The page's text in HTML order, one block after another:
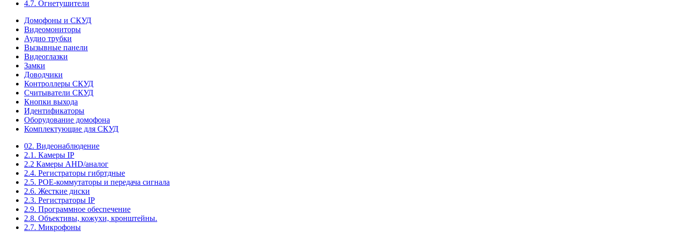
4.7. Огнетушители
Домофоны и СКУД
Видеомониторы
Аудио трубки
Вызывные панели
Видеоглазки
Замки
Доводчики
Контроллеры СКУД
Считыватели СКУД
Кнопки выхода
Идентификаторы
Оборудование домофона
Комплектующие для СКУД
02. Видеонаблюдение
2.1. Камеры IP
2.2 Камеры AHD/аналог
2.4. Регистраторы гибртдные
2.5. РОЕ-коммутаторы и передача сигнала
2.6. Жесткие диски
2.3. Регистраторы IP
2.9. Программное обеспечение
2.8. Объективы, кожухи, кронштейны.
2.7. Микрофоны